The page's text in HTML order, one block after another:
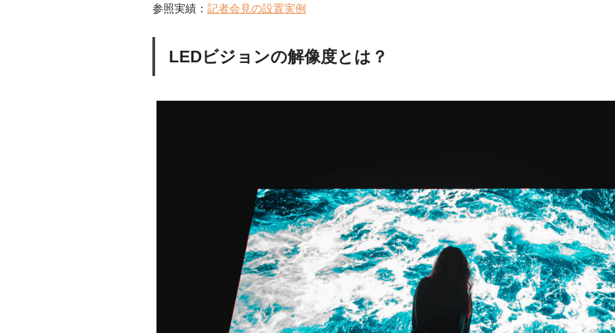
参照実績： 記者会見の設置実例
LEDビジョンの解像度とは？